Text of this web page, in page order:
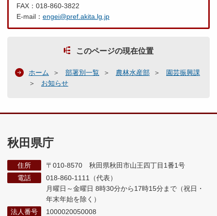
FAX：018-860-3822
E-mail： engei@pref.akita.lg.jp
このページの現在位置
ホーム 部署別一覧 農林水産部
園芸振興課
お知らせ
秋田県庁
住所
〒010-8570 秋田県秋田市山王四丁目1番1号
電話
018-860-1111（代表）
月曜日～金曜日 8時30分から17時15分まで （祝日・
年末年始を除く）
法人番号
1000020050008